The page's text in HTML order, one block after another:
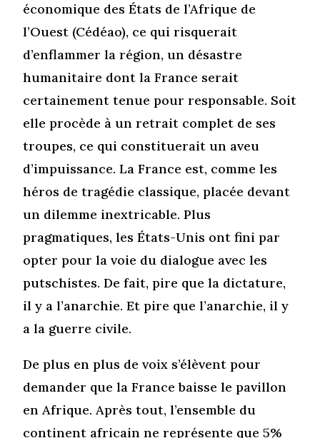
économique des États de l’Afrique de
l’Ouest (Cédéao), ce qui risquerait
d’enflammer la région, un désastre
humanitaire dont la France serait
certainement tenue pour responsable. Soit
elle procède à un retrait complet de ses
troupes, ce qui constituerait un aveu
d’impuissance. La France est, comme les
héros de tragédie classique, placée devant
un dilemme inextricable. Plus
pragmatiques, les États-Unis ont fini par
opter pour la voie du dialogue avec les
putschistes. De fait, pire que la dictature,
il y a l’anarchie. Et pire que l’anarchie, il y
a la guerre civile.
De plus en plus de voix s’élèvent pour
demander que la France baisse le pavillon
en Afrique. Après tout, l’ensemble du
continent africain ne représente que 5%